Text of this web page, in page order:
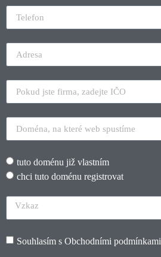
tuto doménu již vlastním
chci tuto doménu registrovat
Souhlasím s Obchodními podmínkami